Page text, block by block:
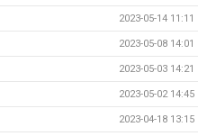
2023-05-14 11:11
2023-05-08 14:01
2023-05-03 14:21
2023-05-02 14:45
2023-04-18 13:15